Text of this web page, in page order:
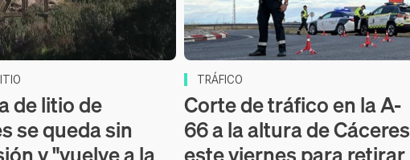
de litio de
se queda sin
TRÁFICO
Corte de tráfico en la A-
66 a la altura de Cáceres